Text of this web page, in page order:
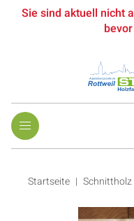
Sie sind aktuell nicht
Startseite Schnittholz